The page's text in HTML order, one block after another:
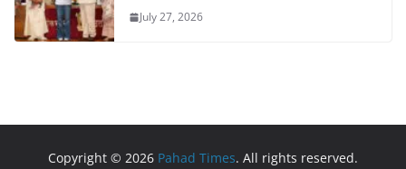
July 27, 2026
Copyright © 2026 Pahad Times. All rights reserved.